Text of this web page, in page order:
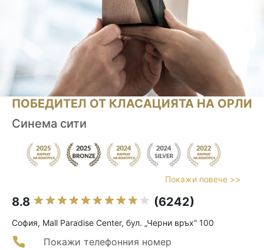
ПОБЕДИТЕЛ ОТ КЛАСАЦИЯТА НА ОРЛИ
Синема сити
Покажи повече >>
8.8 (6242)
София, Mall Paradise Center, бул. „Черни връх“ 100
Покажи телефонния номер